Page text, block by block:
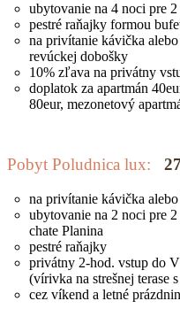
ubytovanie na 4 noci pre
pestré raňajky formou
na privítanie kávička
revúckej dobošky
10% zľava na privátny
doplatok za apartmán
80eur, mezonetový
Pobyt Poludnica lux:
na privítanie kávička
ubytovanie na 2 noci pre
chate Planina
pestré raňajky
privátny 2-hod. vstup do
(vírivka na strešnej terase
cez víkend a letné